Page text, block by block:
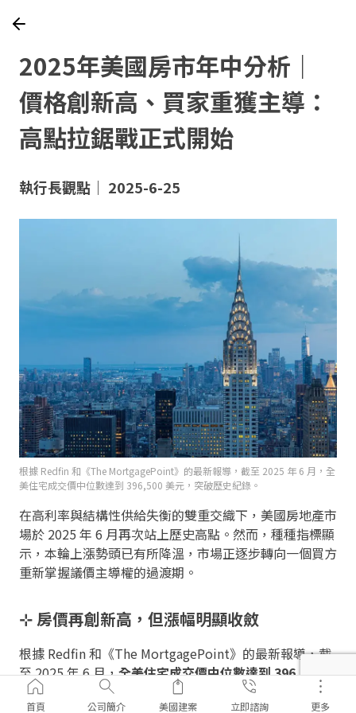
2025年美國房市年中分析｜
價格創新高、買家重獲主導：
高點拉鋸戰正式開始
執行長觀點｜ 2025-6-25
根據 Redfin 和《The MortgagePoint》的最新報導，截至 2025 年 6 月，全
美住宅成交價中位數達到 396,500 美元，突破歷史紀錄。
在高利率與結構性供給失衡的雙重交織下，美國房地產市
場於 2025 年 6 月再次站上歷史高點。然而，種種指標顯
示，本輪上漲勢頭已有所降溫，市場正逐步轉向一個買方
重新掌握議價主導權的過渡期。
⊹ 房價再創新高，但漲幅明顯收斂
根據 Redfin 和《The MortgagePoint》的最新報導，截
至 2025 年 6 月，全美住宅成交價中位數達到 396,500
美元 ，突破歷史紀錄。房價持續上漲，但年增率已從年初
首頁 公司簡介 美國建案 立即諮詢 更多